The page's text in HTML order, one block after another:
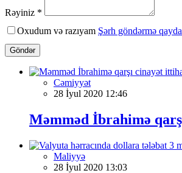
Rəyiniz *
Oxudum və razıyam Şərh göndərmə
Göndər
Cəmiyyət
28 İyul 2020 12:46
Məmməd İbrahimə
Maliyyə
28 İyul 2020 13:03